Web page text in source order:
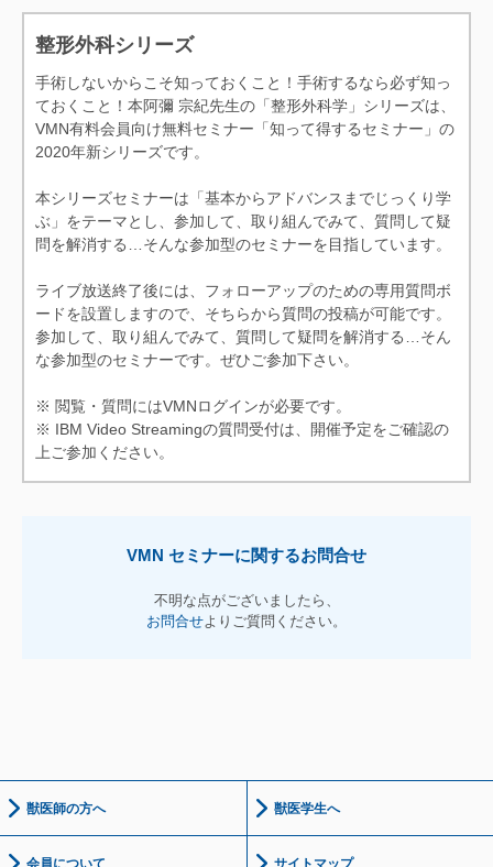
・術直後 X線検査
・術後経過 MRI検査 横断面
脂肪抑制PDWI像
・本症例の診断ポイント
あり）
・術後2ヶ月超音波（動画あ
り）
・術後2ヶ月歩様検査（動画
り）
・術後3ヶ月歩様検査（動画
あり）
そ
・まとめ
整形外科シリーズ
手術しないからこそ知っておくこと！手術するなら必ず知っ
ておくこと！本阿彌 宗紀先生の「整形外科学」シリーズは、
VMN有料会員向け無料セミナー「知って得するセミナー」の
2020年新シリーズです。
本シリーズセミナーは「基本からアドバンスまでじっくり学
ぶ」をテーマとし、参加して、取り組んでみて、質問して疑
問を解消する…そんな参加型のセミナーを目指しています。
ライブ放送終了後には、フォローアップのための専用質問ボ
ードを設置しますので、そちらから質問の投稿が可能です。
参加して、取り組んでみて、質問して疑問を解消する…そん
な参加型のセミナーです。ぜひご参加下さい。
※ 閲覧・質問にはVMNログインが必要です。
※ IBM Video Streamingの質問受付は、開催予定をご確認の
上ご参加ください。
VMN セミナーに関するお問合せ
不明な点がございましたら、
お問合せよりご質問ください。
獣医師の方へ 獣医学生へ
会員について サイトマップ